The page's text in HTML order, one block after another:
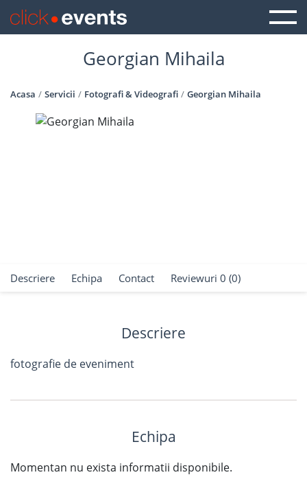
Georgian Mihaila
Acasa Servicii Fotografi & Videografi Georgian Mihaila
Descriere Echipa Contact Reviewuri 0 (0)
Descriere
fotografie de eveniment
Echipa
Momentan nu exista informatii disponibile.